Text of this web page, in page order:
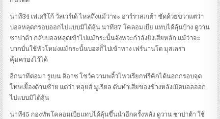
นาที34 เฟเดริโก้ วัลเวร์เด้ ไหลถึงแม้ว่าจะ อาร์ราสเกต้า ซัดด้วยขวาแต่ว่า
บอลหลุดกรอบออกไปแบบมิได้ลุ้น นาที37 โคลอมเบีย แทบได้ลุ้นบ้าง ดูวาน
ซาปาต้า กลับบอลหลุดเข้าไปแม้กระนั้นจังหวะกำลังยิงเสียหลัก แม้ว่าจะ
บากบั่นใช้หัวโหม่งแม้กระนั้นบอลก็ไปเข้าทาง เฟร์นานโด มุสเลร่า
คุ้มครองไว้ได้
อีกนาทีต่อมา รูเบน ดิอาซ โชว์ความพลิ้วไหวเรียกฟรีคิกได้นอกกรอบจุด
โทษเยื้องด้านซ้าย แต่ว่า หลุยส์ มูเรียล ดันทำเสียของข้างหลังเปิดบอลออก
ไปแบบมิได้ลุ้น
นาที45 กองทัพโคลอมเบียแทบได้ลุ้นขึ้นนำอีกครั้งหลัง ดูวาน ซาปาต้า ใช้